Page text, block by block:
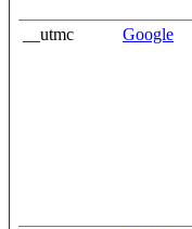
__utmc
Google